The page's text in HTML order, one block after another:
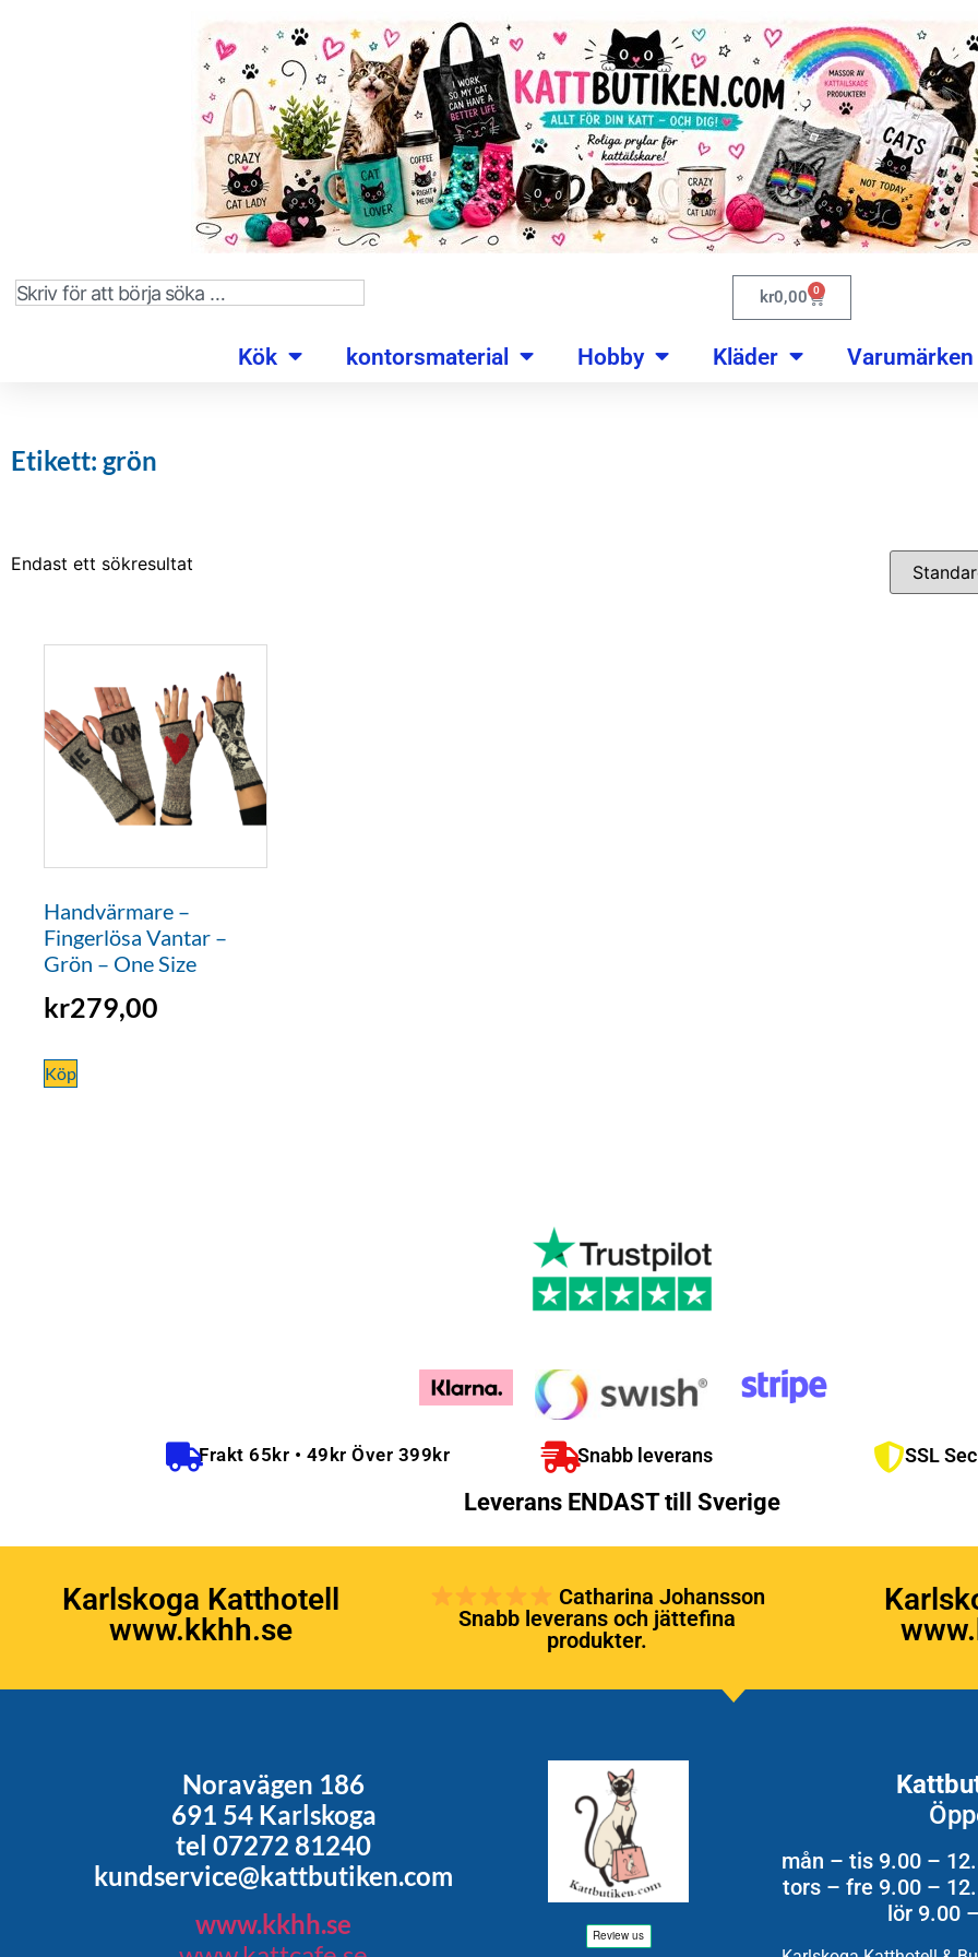
kr0,00 0
Kök kontorsmaterial Hobby Kläder Varumärken
Etikett: grön
Endast ett sökresultat
Handvärmare –
Fingerlösa Vantar –
Grön – One Size
kr279,00
Köp
Frakt 65kr • 49kr Över 399kr Snabb leverans SSL
Leverans ENDAST till Sverige
Karlskoga Katthotell
www.kkhh.se
Catharina Johansson
Snabb leverans och jättefina
produkter.
Noravägen 186
691 54 Karlskoga
tel 07272 81240
kundservice@kattbutiken.com
www.kkhh.se
mån – tis 9.00 –
tors – fre 9.00 –
lör 9.00